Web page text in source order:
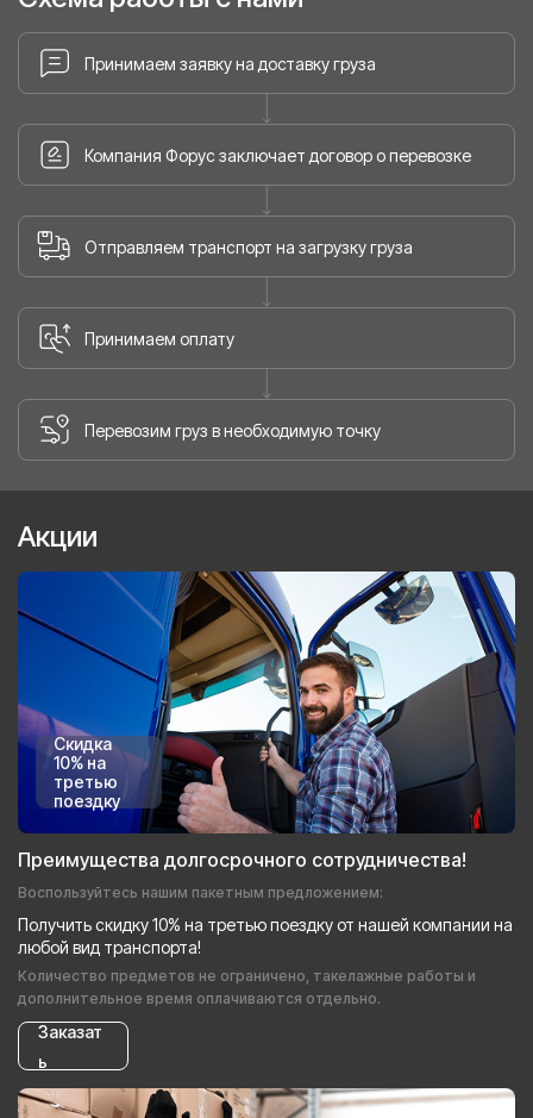
Принимаем заявку на доставку груза
Компания Форус заключает договор о перевозке
Отправляем транспорт на загрузку груза
Принимаем оплату
Перевозим груз в необходимую точку
Акции
Скидка
10% на
третью
поездку
Преимущества долгосрочного сотрудничества!
Воспользуйтесь нашим пакетным предложением:
Получить скидку 10% на третью поездку от нашей компании на
любой вид транспорта!
Количество предметов не ограничено, такелажные работы и
дополнительное время оплачиваются отдельно.
Заказат
ь